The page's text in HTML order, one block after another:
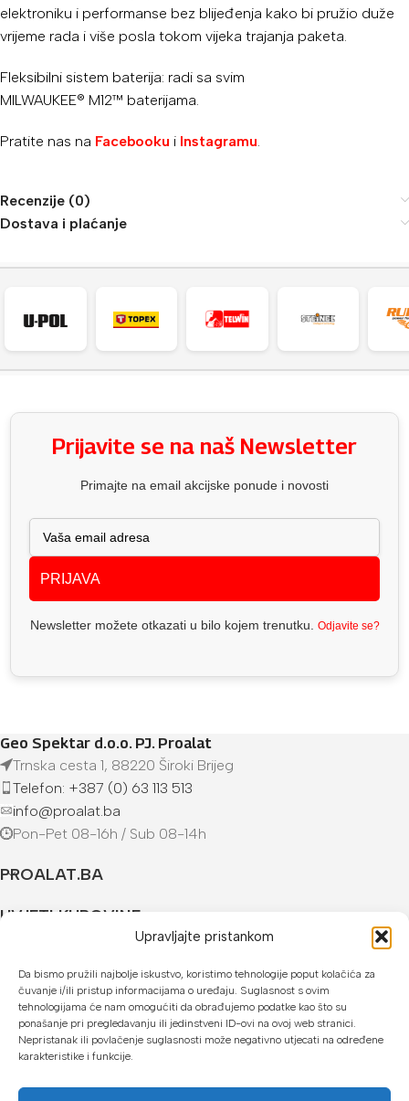
Upravljajte pristankom
Da bismo pružili najbolje iskustvo, koristimo tehnologije poput kolačića za
čuvanje i/ili pristup informacijama o uređaju. Suglasnost s ovim
tehnologijama će nam omogućiti da obrađujemo podatke kao što su
ponašanje pri pregledavanju ili jedinstveni ID-ovi na ovoj web stranici.
Nepristanak ili povlačenje suglasnosti može negativno utjecati na određene
karakteristike i funkcije.
elektroniku i performanse bez blijeđenja kako bi pružio duže
vrijeme rada i više posla tokom vijeka trajanja paketa.
Fleksibilni sistem baterija: radi sa svim
MILWAUKEE® M12™ baterijama.
Pratite nas na Facebooku i Instagramu.
Recenzije (0)
Dostava i plaćanje
Prijavite se na naš Newsletter
Primajte na email akcijske ponude i novosti
PRIJAVA
Newsletter možete otkazati u bilo kojem trenutku. Odjavite se?
Geo Spektar d.o.o. PJ. Proalat
Trnska cesta 1, 88220 Široki Brijeg
Telefon: +387 (0) 63 113 513
info@proalat.ba
Pon-Pet 08-16h / Sub 08-14h
PROALAT.BA
UVJETI KUPOVINE
U našoj web trgovini možete platiti:
Kreditnim karticama jednokratno ili do 24 rate
Općom uplatnicom, virmanom, internet bankarstvom
Gotovinom prilikom preuzimanja